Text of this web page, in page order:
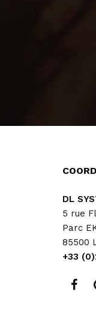
DL
5 rue
Parc
85500
+33